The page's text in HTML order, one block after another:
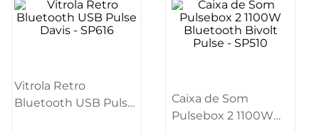
Vitrola Retro
Bluetooth USB Pulse
Caixa de Som
Pulsebox 2 1100W